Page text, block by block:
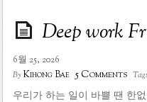
Deep work
6월 25, 2026
ByKihong Bae 5 Comments
우리가 하는 일이 바쁠 땐 한